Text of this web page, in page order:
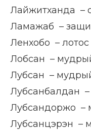
Лайжитханда –
Ламажаб –
Ленхобо – лотос
Лобсан –
Лубсан –
Лубсанбалдан
Лубсандоржо –
Лубсанцэрэн –